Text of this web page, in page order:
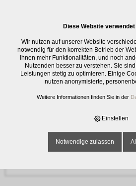
Anfrage
Name oder Firma *
Diese Website
Wir nutzen auf unserer Website
notwendig für den korrekten Betrieb der
Ihnen mehr Funktionalitäten, und noch
Nutzenden besser zu verstehen. Sie
Leistungen stetig zu optimieren. Einige
nutzen anonymisierte,
Weitere Informationen finden Sie in der
Einstellen
Notwendige zulassen